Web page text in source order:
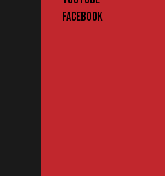
Facebook